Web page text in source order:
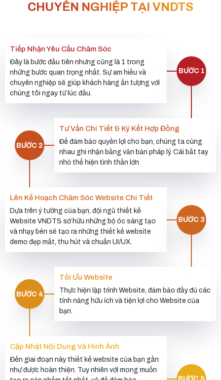
CHUYÊN NGHIỆP TẠI VNDTS
BƯỚC 1
Tiếp Nhận Yêu Cầu Chăm Sóc
Đây là bước đầu tiên nhưng cũng là 1 trong
những bước quan trọng nhất. Sự am hiểu và
chuyên nghiệp sẽ giúp khách hàng ấn tượng với
chúng tôi ngay từ lúc đầu.
BƯỚC 2
Tư Vấn Chi Tiết & Ký Kết Hợp Đồng
Để đảm bảo quyền lợi cho bạn, chúng ta cùng
nhau ghi nhận bằng văn bản pháp lý. Cái bắt tay
nhỏ thể hiện tinh thần lớn
BƯỚC 3
Lên Kế Hoạch Chăm Sóc Website Chi Tiết
Dựa trên ý tưởng của bạn, đội ngũ thiết kế
Website VNDTS sở hữu những bộ óc sáng tạo
và nhạy bén sẽ tạo ra những thiết kế website
demo đẹp mắt, thu hút và chuẩn UI/UX.
BƯỚC 4
Tối Ưu Website
Thực hiện lập trình Website, đảm bảo đầy đủ các
tính năng hữu ích và tiện lợi cho Website của
bạn.
Cập Nhật Nội Dung Và Hình Ảnh
Đến giai đoạn này thiết kế website của bạn gần
như được hoàn thiện. Tuy nhiên với mong muốn